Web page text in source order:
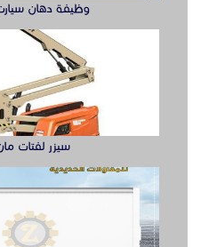
وظيفة دهان
سيزر لفتات